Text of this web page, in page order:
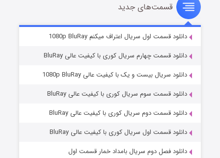
سریال زشت
قسمت۲ (زیرنویس) منتشر شد
مردگان متحرک: شهر مرده ۳
قسمت۲ (زیرنویس) منتشر شد
قسمت‌های جدید
دانلود قسمت اول سریال اعتراف میکنم 1080p BluRay
دانلود قسمت چهارم سریال کوری با کیفیت عالی BluRay
دانلود سریال بیست و یک با کیفیت عالی 1080p BluRay
دانلود قسمت سوم سریال کوری با کیفیت عالی BluRay
دانلود قسمت دوم سریال کوری با کیفیت عالی BluRay
دانلود قسمت اول سریال کوری با کیفیت عالی BluRay
دانلود فصل دوم سریال بامداد خمار قسمت اول